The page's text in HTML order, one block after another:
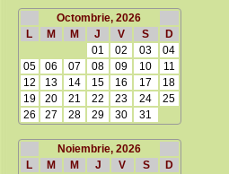
Octombrie, 2026
L
M M J V S
D
01
02 03
04
05
06 07 08 09 10
11
12
13 14 15 16 17
18
19
20 21 22 23 24
25
26
27 28 29 30 31
Noiembrie, 2026
L
M M J V S
D